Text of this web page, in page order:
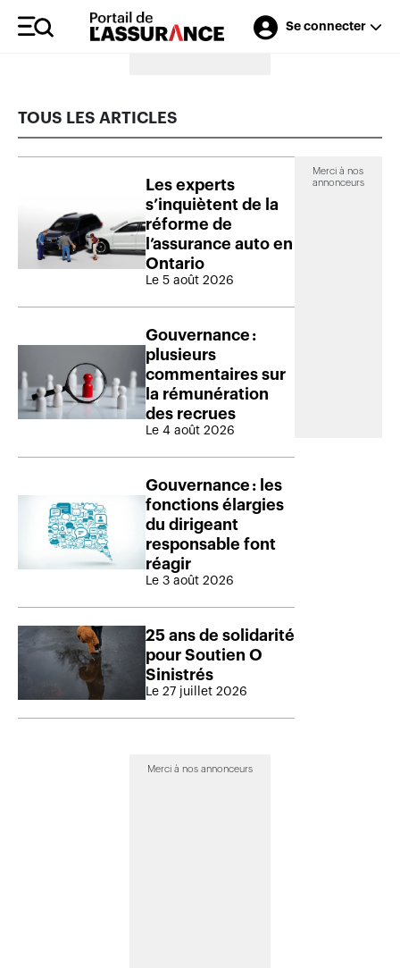
Se connecter
Merci à nos annonceurs
TOUS LES ARTICLES
Les experts
s’inquiètent de la
réforme de
l’assurance auto en
Ontario
Le 5 août 2026
Gouvernance :
plusieurs
commentaires sur
la rémunération
des recrues
Le 4 août 2026
Gouvernance : les
fonctions élargies
du dirigeant
responsable font
réagir
Le 3 août 2026
25 ans de solidarité
pour Soutien O
Sinistrés
Le 27 juillet 2026
Merci à nos
annonceurs
Merci à nos annonceurs